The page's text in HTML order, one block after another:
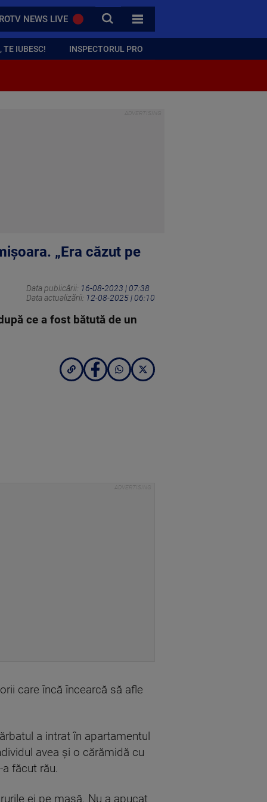
NEWS LIVE CAUTA
TOATE CATEGORIILE
TE IUBESC! INSPECTORUL PRO
„Era căzut pe
Data publicării: 16-08-2023 | 07:38
Data actualizării: 12-08-2025 | 06:10
ce a fost bătută de un
care încă încearcă să afle
a intrat în apartamentul
avea și o cărămidă cu
făcut rău.
ei pe masă. Nu a apucat